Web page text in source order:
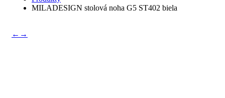
MILADESIGN stolová noha G5 ST402 biela
← →